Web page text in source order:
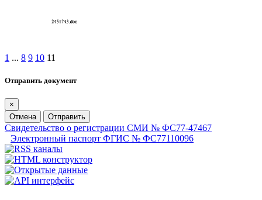
1 ... 8 9 10 11
Отправить документ
×
Отмена
Отправить
Свидетельство о регистрации СМИ № ФС77-47467
Электронный паспорт ФГИС № ФС77110096